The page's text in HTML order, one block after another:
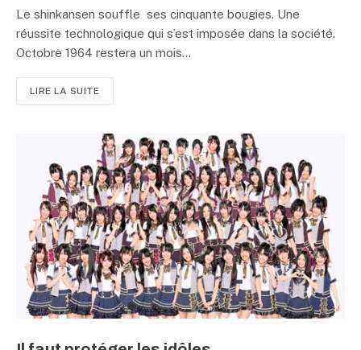
Le shinkansen souffle ses cinquante bougies. Une
réussite technologique qui s’est imposée dans la société.
Octobre 1964 restera un mois…
LIRE LA SUITE